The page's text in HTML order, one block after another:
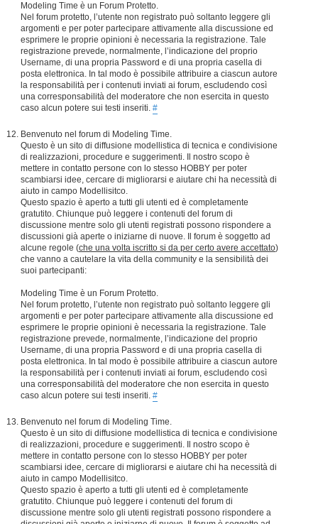
Modeling Time è un Forum Protetto.
Nel forum protetto, l’utente non registrato può soltanto leggere gli
argomenti e per poter partecipare attivamente alla discussione ed
esprimere le proprie opinioni è necessaria la registrazione. Tale
registrazione prevede, normalmente, l’indicazione del proprio
Username, di una propria Password e di una propria casella di
posta elettronica. In tal modo è possibile attribuire a ciascun autore
la responsabilità per i contenuti inviati ai forum, escludendo così
una corresponsabilità del moderatore che non esercita in questo
caso alcun potere sui testi inseriti. #
Benvenuto nel forum di Modeling Time.
Questo è un sito di diffusione modellistica di tecnica e condivisione
di realizzazioni, procedure e suggerimenti. Il nostro scopo è
mettere in contatto persone con lo stesso HOBBY per poter
scambiarsi idee, cercare di migliorarsi e aiutare chi ha necessità di
aiuto in campo Modellisitco.
Questo spazio è aperto a tutti gli utenti ed è completamente
gratutito. Chiunque può leggere i contenuti del forum di
discussione mentre solo gli utenti registrati possono rispondere a
discussioni già aperte o iniziarne di nuove. Il forum è soggetto ad
alcune regole (che una volta iscritto si da per certo avere accettato)
che vanno a cautelare la vita della community e la sensibilità dei
suoi partecipanti:
Modeling Time è un Forum Protetto.
Nel forum protetto, l’utente non registrato può soltanto leggere gli
argomenti e per poter partecipare attivamente alla discussione ed
esprimere le proprie opinioni è necessaria la registrazione. Tale
registrazione prevede, normalmente, l’indicazione del proprio
Username, di una propria Password e di una propria casella di
posta elettronica. In tal modo è possibile attribuire a ciascun autore
la responsabilità per i contenuti inviati ai forum, escludendo così
una corresponsabilità del moderatore che non esercita in questo
caso alcun potere sui testi inseriti. #
Benvenuto nel forum di Modeling Time.
Questo è un sito di diffusione modellistica di tecnica e condivisione
di realizzazioni, procedure e suggerimenti. Il nostro scopo è
mettere in contatto persone con lo stesso HOBBY per poter
scambiarsi idee, cercare di migliorarsi e aiutare chi ha necessità di
aiuto in campo Modellisitco.
Questo spazio è aperto a tutti gli utenti ed è completamente
gratutito. Chiunque può leggere i contenuti del forum di
discussione mentre solo gli utenti registrati possono rispondere a